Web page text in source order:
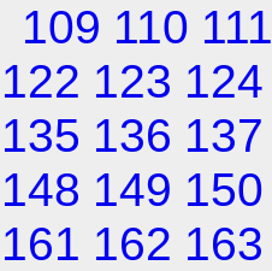
109 110 111
122 123 124
135 136 137
148 149 150
161 162 163